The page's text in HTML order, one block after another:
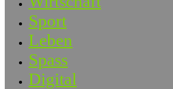
Sport
Leben
Spass
Digital